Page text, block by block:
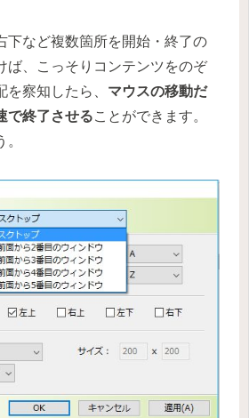
下など複数箇所を開始・終了の
ば、こっそりコンテンツをのぞ
察知したら、 マウスの移動だ
で終了させることができます。